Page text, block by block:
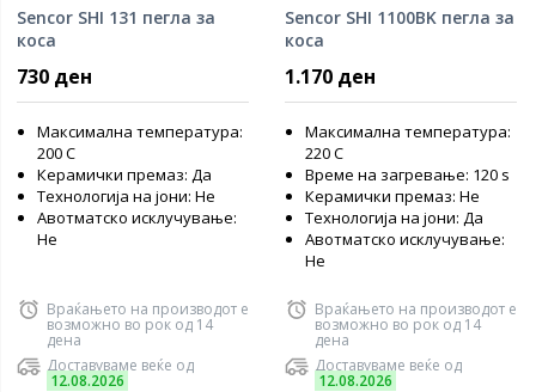
Sencor SHI 131 пегла за
коса
730 ден
Максимална температура:
200 C
Керамички премаз: Да
Технологија на јони: Не
Авотматско исклучување:
Не
Враќањето на производот е
возможно во рок од 14
дена
Доставуваме веќе од
12.08.2026
Sencor SHI 1100BK пегла за
коса
1.170 ден
Максимална температура:
220 C
Време на загревање: 120 s
Керамички премаз: Не
Технологија на јони: Да
Авотматско исклучување:
Не
Враќањето на производот е
возможно во рок од 14
дена
Доставуваме веќе од
12.08.2026